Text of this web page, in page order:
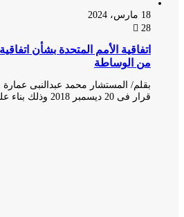
اتفاقية الأمم المتحدة بشأن اتفاقية
من الوساطة
بقلم/ المستشار محمد عبدالنبى عمارة لقد
قرار فى 20 ديسمبر 2018 وذلك بناء على تقرير اللجنة السادسة…